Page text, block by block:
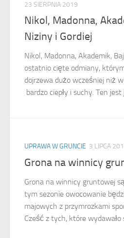
23 SIERPNIA 2019
Nikol, Madonna,
Niziny i Gordiej
Nikol, Madonna, Akademik,
ostatnio cięte odmiany,
dojrzewa dużo wcześniej niż
bardzo ciepły i suchy. Ten jest
UPRAWA W GRUNCIE 3 LIPCA
Grona na winnicy
Grona na winnicy gruntowej
tym sezonie owocowanie
majowych z przymrozkami
Cześć z tych, które wydawało